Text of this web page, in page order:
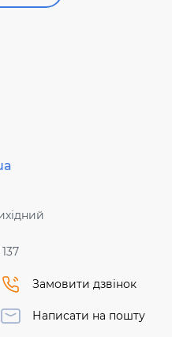
Замовити дзвінок
Написати на пошту